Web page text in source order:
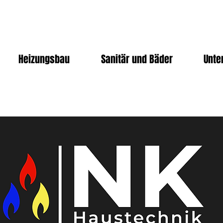
Heizungsbau Sanitär und Bäder